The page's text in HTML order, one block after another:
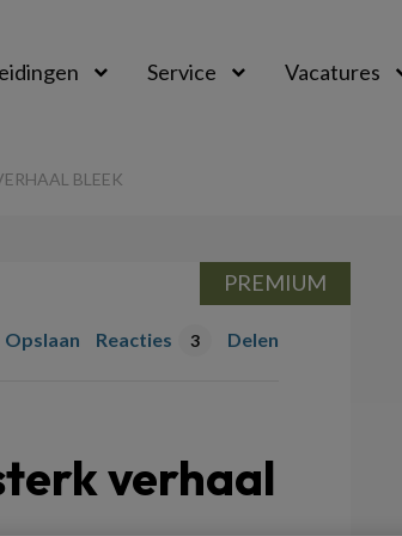
Service Vacatures
BLEEK
Opslaan Reacties 3 Delen
verhaal
PREMIUM